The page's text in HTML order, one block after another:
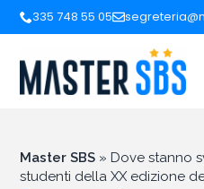
335 748 55 05
Master SBS » Dove stanno
studenti della XX edizione